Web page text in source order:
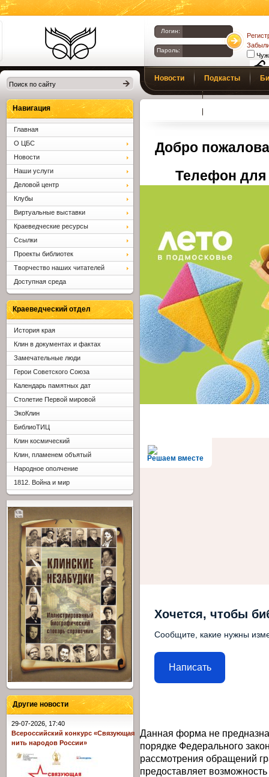
Библиотеки
Клина. Клинская
ЦБС.
Логин:
Пароль:
Новости Подкасты
Добро
Телефон для
Решаем вместе
Хочется, чтобы
Сообщите, какие нужны
Написать
Данная форма не
порядке Федерального
рассмотрения обращений
предоставляет
Навигация
Главная
О ЦБС
Новости
Наши услуги
Деловой центр
Клубы
Виртуальные выставки
Краеведческие ресурсы
Ссылки
Проекты библиотек
Творчество наших читателей
Доступная среда
Краеведческий отдел
История края
Клин в документах и фактах
Замечательные люди
Герои Советского Союза
Календарь памятных дат
Столетие Первой мировой
ЭкоКлин
БиблиоТИЦ
Клин космический
Клин, пламенем объятый
Народное ополчение
1812. Война и мир
Другие новости
29-07-2026, 17:40
Всероссийский конкурс «Связующая
нить народов России»